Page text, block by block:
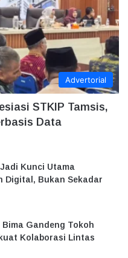
Advertorial
STKIP Tamsis,
Data
Kunci Utama
Digital, Bukan Sekadar
Bima Gandeng Tokoh
Kolaborasi Lintas